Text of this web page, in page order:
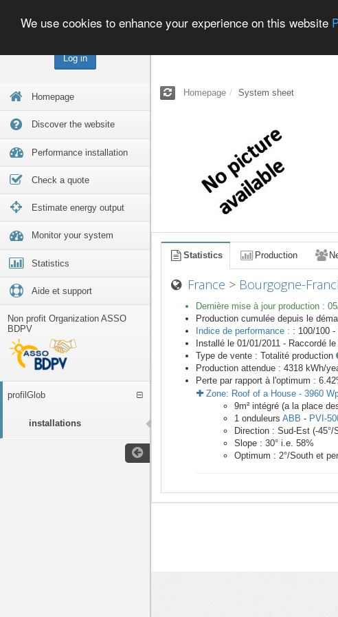
Log in
Homepage
Discover the website
Performance installation
Check a quote
Estimate energy output
Monitor your system
Statistics
Aide et support
Non profit Organization ASSO
BDPV
profilGlob
installations
We use cookies to enhance your experience on this website
Homepage System sheet
Statistics Production
France > Bourgogne-
Dernière mise à jour production :
Production cumulée depuis le
Indice de performance : : 100/100 -
Installé le 01/01/2011 - Raccordé le
Type de vente : Totalité production
Production attendue : 4318 kWh/
Perte par rapport à l'optimum : 6.42
Zone: Roof of a House - 3960
9m² intégré (a la place
1 onduleurs ABB - PVI-
Direction : Sud-Est (-45°/
Slope : 30° i.e. 58%
Optimum : 2°/South et